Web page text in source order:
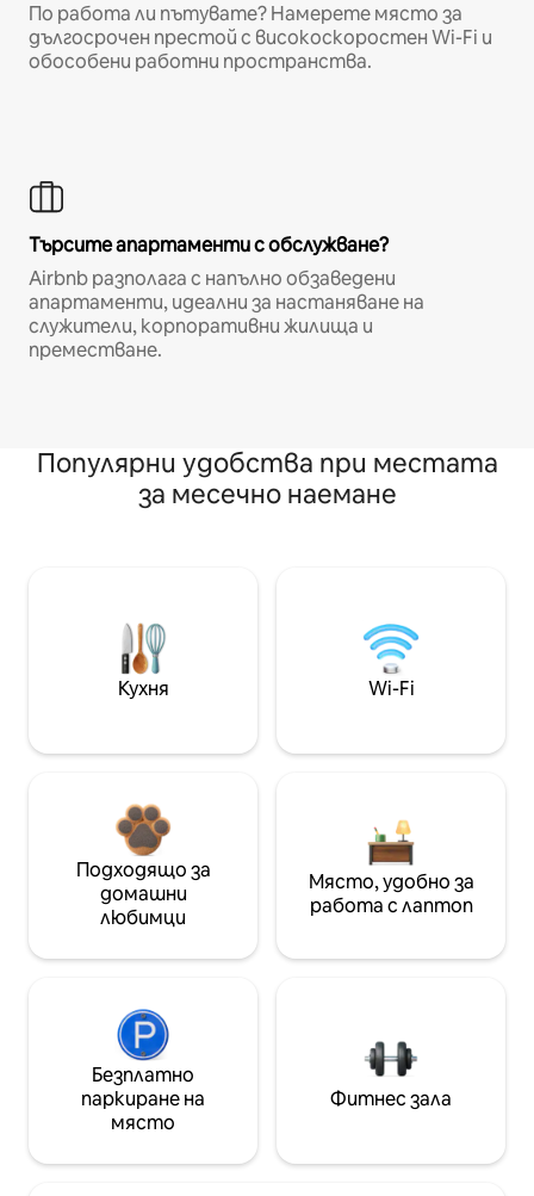
По работа ли пътувате? Намерете място за
дългосрочен престой с високоскоростен Wi-Fi и
обособени работни пространства.
Търсите апартаменти с обслужване?
Airbnb разполага с напълно обзаведени
апартаменти, идеални за настаняване на
служители, корпоративни жилища и
преместване.
Популярни удобства при местата
за месечно наемане
Кухня Wi-Fi
Подходящо за
домашни
любимци
Място, удобно за
работа с лаптоп
Безплатно
паркиране на
място
Фитнес зала